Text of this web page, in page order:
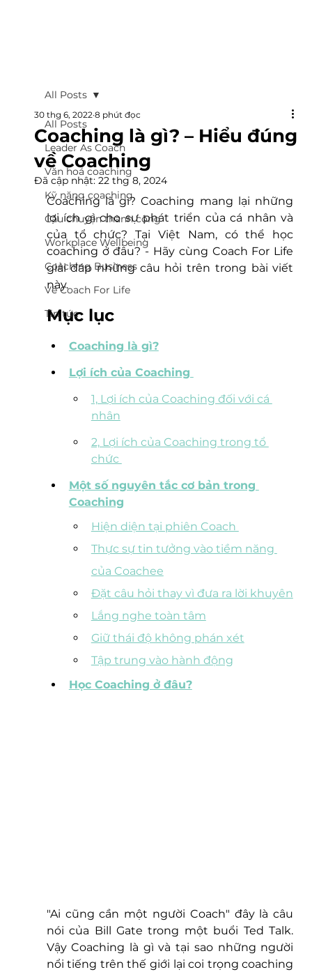
All Posts
Leader As Coach
Văn hoá coaching
Kỹ năng coaching
Câu chuyện thành công
Workplace Wellbeing
Coaching Business
Về Coach For Life
Tin tức
All Posts
Coaching là gì? – Hiểu đúng
về Coaching
30 thg 6, 2022 8 phút đọc
Đã cập nhật: 22 thg 8, 2024
Coaching là gì? Coaching mang lại những
lợi ích gì cho sự phát triển của cá nhân và
của tổ chức? Tại Việt Nam, có thể học
coaching ở đâu? - Hãy cùng Coach For Life
giải đáp những câu hỏi trên trong bài viết
này.
Mục lục
Coaching là gì?
Lợi ích của Coaching
1, Lợi ích của Coaching đối với cá
nhân
2, Lợi ích của Coaching trong tổ
chức
Một số nguyên tắc cơ bản trong
Coaching
Hiện diện tại phiên Coach
Thực sự tin tưởng vào tiềm năng
của Coachee
Đặt câu hỏi thay vì đưa ra lời khuyên
Lắng nghe toàn tâm
Giữ thái độ không phán xét
Tập trung vào hành động
Học Coaching ở đâu?
"Ai cũng cần một người Coach" đây là câu
nói của Bill Gate trong một buổi Ted Talk.
Vậy Coaching là gì và tại sao những người
nổi tiếng trên thế giới lại coi trọng coaching